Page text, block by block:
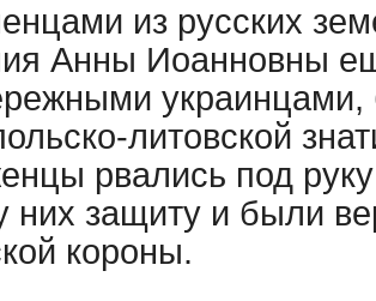
из русских
Анны Иоанновны
литовской
рвались под
них защиту и были
короны.